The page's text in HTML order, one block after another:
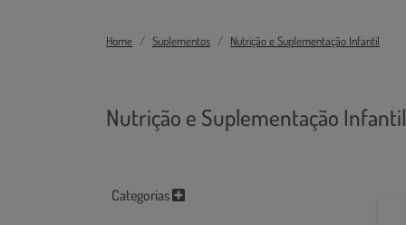
Home Suplementos Nutrição e Suplementação Infantil
Nutrição e Suplementação Infantil
Categorias